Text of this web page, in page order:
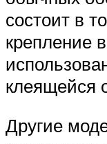
состоит в
крепление
клеящейся
Другие